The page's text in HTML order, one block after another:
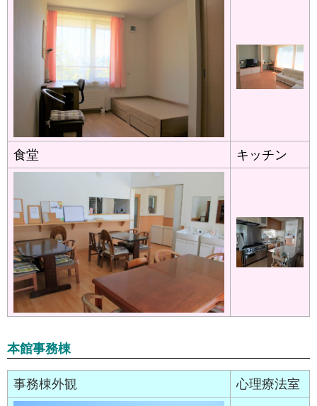
食堂 キッチン
本館事務棟
事務棟外観 心理療法室